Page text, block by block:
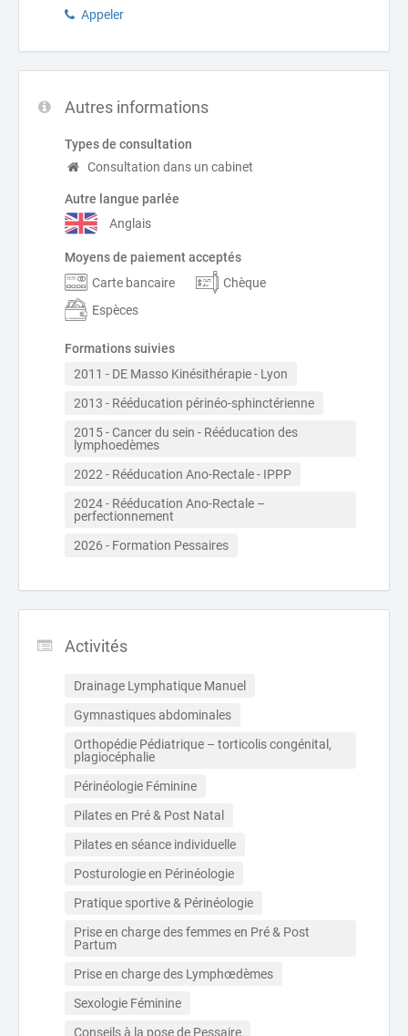
Appeler
Autres informations
Types de consultation
Consultation dans un cabinet
Autre langue parlée
Anglais
Moyens de paiement acceptés
Carte bancaire
Chèque
Espèces
Formations suivies
2011 - DE Masso Kinésithérapie - Lyon
2013 - Rééducation périnéo-sphinctérienne
2015 - Cancer du sein - Rééducation des
lymphoedèmes
2022 - Rééducation Ano-Rectale - IPPP
2024 - Rééducation Ano-Rectale –
perfectionnement
2026 - Formation Pessaires
Activités
Drainage Lymphatique Manuel
Gymnastiques abdominales
Orthopédie Pédiatrique – torticolis congénital,
plagiocéphalie
Périnéologie Féminine
Pilates en Pré & Post Natal
Pilates en séance individuelle
Posturologie en Périnéologie
Pratique sportive & Périnéologie
Prise en charge des femmes en Pré & Post
Partum
Prise en charge des Lymphœdèmes
Sexologie Féminine
Conseils à la pose de Pessaire